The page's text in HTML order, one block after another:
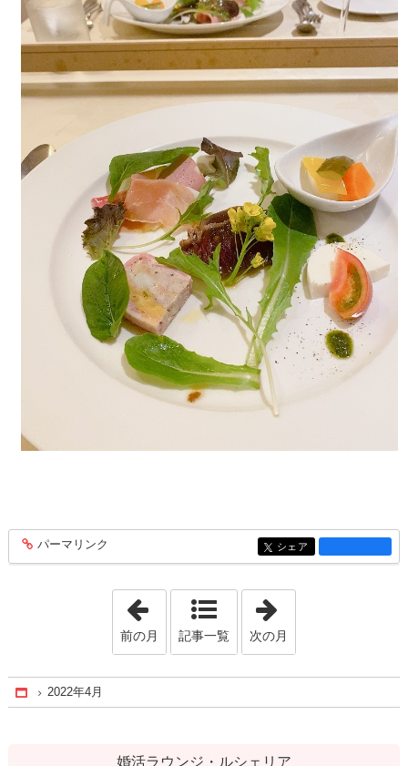
entry1405
パーマリンク entry1405
シェア
「2022年3月」
前の月 記事一覧 次の月
Home
2022年4月
婚活ラウンジ・ルシェリア